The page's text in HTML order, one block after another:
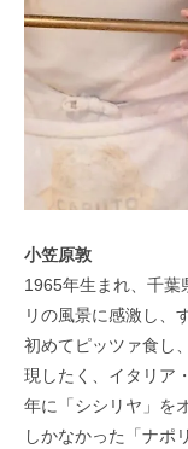
小笠原敦
1965年生まれ、千葉
リの風景に感激し、
初めてピッツァ食し
現したく、イタリア
年に「シシリヤ」を
しかなかった「ナポ